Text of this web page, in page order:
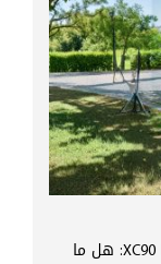
تجربة فولفو XC90 B5 Ultra Black Edition 2026: هل ما